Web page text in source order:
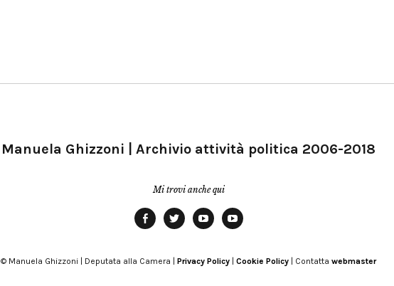
Manuela Ghizzoni | Archivio attività politica 2006-2018
Mi trovi anche qui
Modena
© Manuela Ghizzoni | Deputata alla Camera | Privacy Policy Cookie Policy | Contatta webmaster